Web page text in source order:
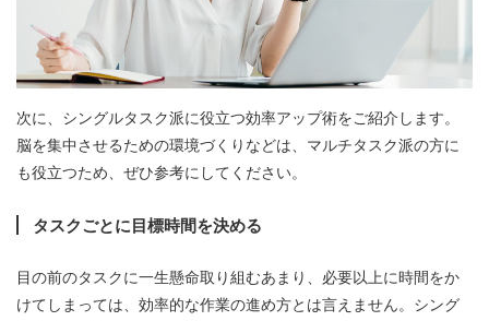
次に、シングルタスク派に役立つ効率アップ術をご紹介します。
脳を集中させるための環境づくりなどは、マルチタスク派の方に
も役立つため、ぜひ参考にしてください。
タスクごとに目標時間を決める
目の前のタスクに一生懸命取り組むあまり、必要以上に時間をか
けてしまっては、効率的な作業の進め方とは言えません。シング